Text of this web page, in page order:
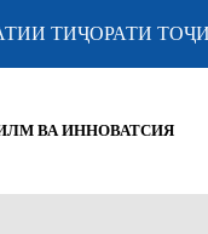
ТИҶОРАТИ
ВА ИННОВАТСИЯ